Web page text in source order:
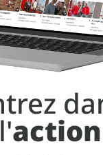
l'action